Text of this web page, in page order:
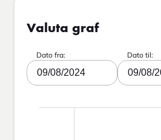
Valuta graf
Dato fra:
09/08/2024
Dato til:
09/08/